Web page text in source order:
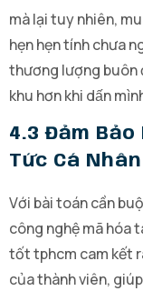
mà lại tuy nhiên,
hẹn hẹn tính chưa
thương lượng buôn
khu hơn khi dấn
4.3 Đảm Bảo
Tức Cá Nhân
Với bài toán cần
công nghệ mã hóa
tốt tphcm cam kết
của thành viên,